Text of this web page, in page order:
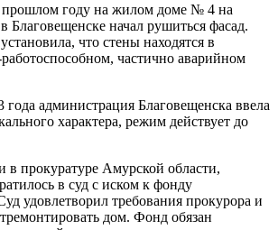
году на жилом доме № 4 на
Благовещенске начал рушиться фасад.
что стены находятся в
частично аварийном
года администрация Благовещенска ввела
характера, режим действует до
в прокуратуре Амурской области,
в суд с иском к фонду
удовлетворил требования прокурора и
дом. Фонд обязан